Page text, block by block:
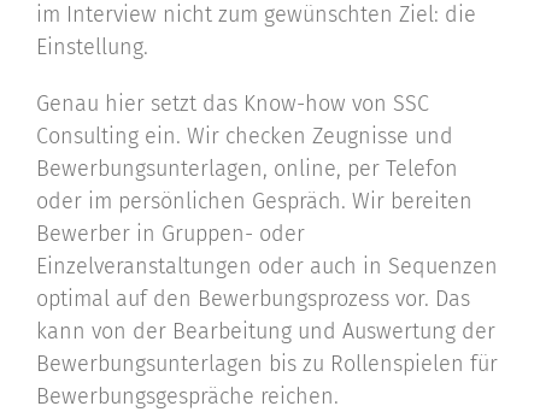
im Interview nicht zum gewünschten Ziel: die
Einstellung.
Genau hier setzt das Know-how von SSC
Consulting ein. Wir checken Zeugnisse und
Bewerbungsunterlagen, online, per Telefon
oder im persönlichen Gespräch. Wir bereiten
Bewerber in Gruppen- oder
Einzelveranstaltungen oder auch in Sequenzen
optimal auf den Bewerbungsprozess vor. Das
kann von der Bearbeitung und Auswertung der
Bewerbungsunterlagen bis zu Rollenspielen für
Bewerbungsgespräche reichen.